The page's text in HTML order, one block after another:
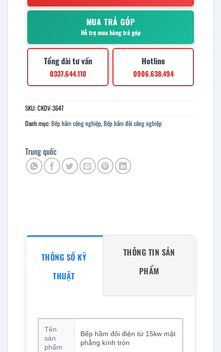
MUA TRẢ GÓP
Hỗ trợ mua hàng trả góp
Tổng đài tư vấn
0337.644.110
Hotline
0906.638.494
SKU:CKDV-3647
Danh mục:Bếp hầm công nghiệp,Bếp hầm đôi công nghiệp
Trung quốc
THÔNG SỐ KỸ
THUẬT
THÔNG TIN SẢN
PHẨM
Tên
sản
phẩm
Bếp hầm đôi điện từ 15kw mặt
phẳng kính tròn